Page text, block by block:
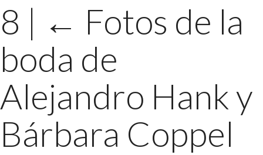
8 | ← Fotos de la
boda de
Alejandro Hank y
Bárbara Coppel